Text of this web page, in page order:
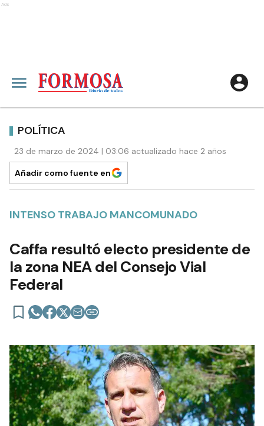
Ads
POLÍTICA
23 de marzo de 2024 | 03:06 actualizado hace 2 años
Añadir como fuente en
INTENSO TRABAJO MANCOMUNADO
Caffa resultó electo presidente de
la zona NEA del Consejo Vial
Federal